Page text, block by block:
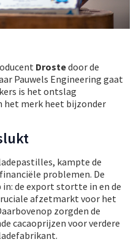
Drostedoor de
Pauwels Engineering gaat
is het ontslag
het merk heet bijzonder
kampte de
problemen. De
de export stortte in en de
afzetmarkt voor het
zorgden de
cacaoprijzen voor verdere